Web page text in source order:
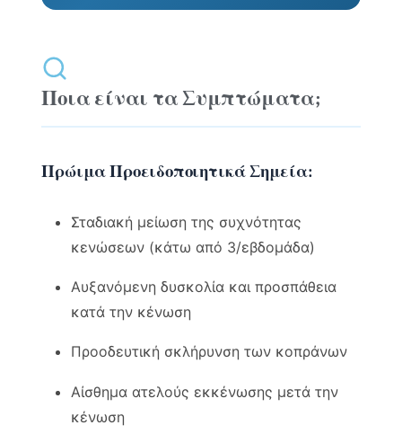
Ποια είναι τα Συμπτώματα;
Πρώιμα Προειδοποιητικά Σημεία:
Σταδιακή μείωση της συχνότητας
κενώσεων (κάτω από 3/εβδομάδα)
Αυξανόμενη δυσκολία και προσπάθεια
κατά την κένωση
Προοδευτική σκλήρυνση των κοπράνων
Αίσθημα ατελούς εκκένωσης μετά την
κένωση